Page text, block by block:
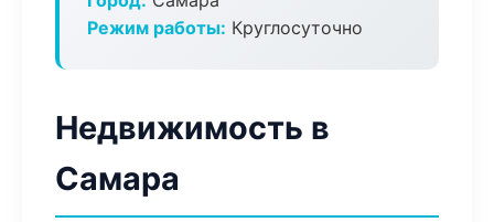
Режим работы: Круглосуточно
Недвижимость в
Самара